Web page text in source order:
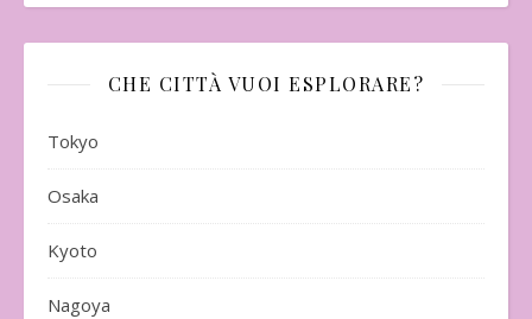
CHE CITTÀ VUOI ESPLORARE?
Tokyo
Osaka
Kyoto
Nagoya